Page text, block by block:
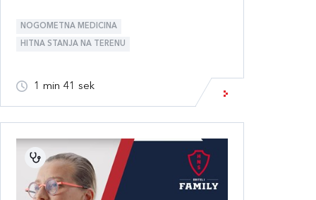
NOGOMETNA MEDICINA
HITNA STANJA NA TERENU
1 min 41 sek